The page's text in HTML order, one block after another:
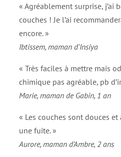
« Agréablement surprise, j’ai
couches ! Je l’ai
encore. »
Ibtissem, maman d’Insiya
« Très faciles à mettre mais
chimique pas agréable, pb
Marie, maman de Gabin, 1 an
« Les couches sont douces
une fuite. »
Aurore, maman d’Ambre, 2 ans